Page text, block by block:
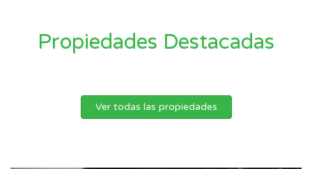
Propiedades Destacadas
Ver todas las propiedades